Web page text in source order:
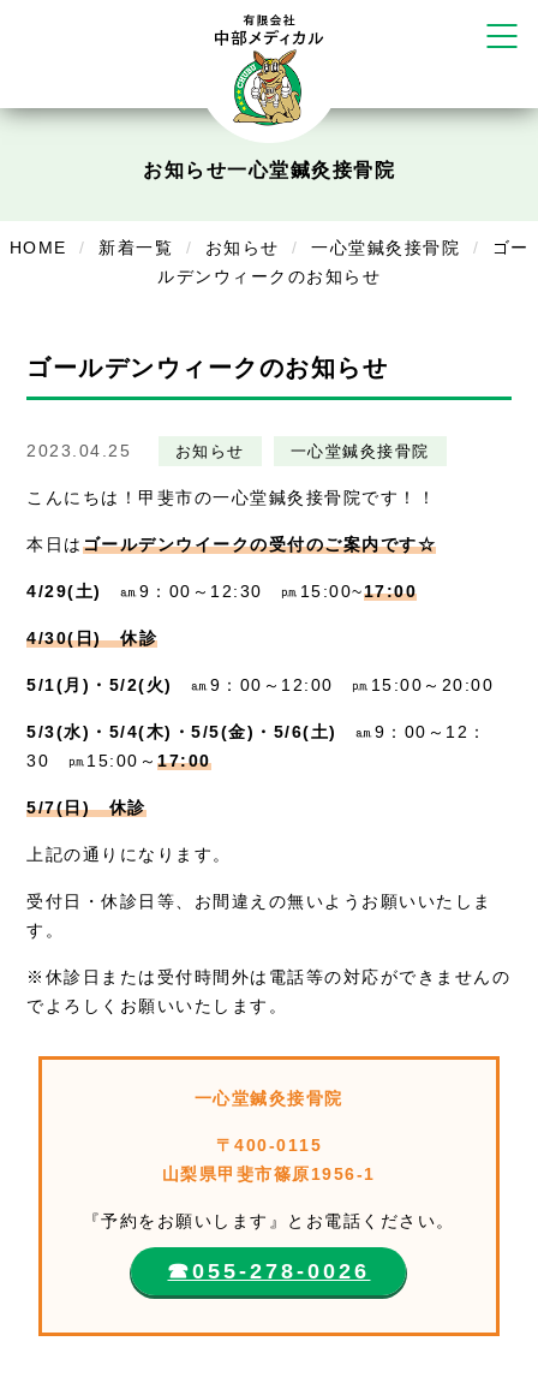
かえる堂鍼灸院 整骨院 うるま店 ウェルネス鍼灸院・接骨院 甲府千
リラクゼーション
ボディコンフォート Cure
デイサービスあやめ
在宅部門事務所
お知らせ
症例別施術
採用情報
お知らせ一心堂鍼灸接骨院
HOME 新着一覧 お知らせ 一心堂鍼灸接骨院
ゴー
ルデンウィークのお知らせ
ゴールデンウィークのお知らせ
2023.04.25 お知らせ 一心堂鍼灸接骨院
こんにちは！甲斐市の一心堂鍼灸接骨院です！！
本日はゴールデンウイークの受付のご案内です☆
4/29(土) ㏂9：00～12:30 ㏘15:00~17:00
4/30(日) 休診
5/1(月)・5/2(火) ㏂9：00～12:00 ㏘15:00～20:00
5/3(水)・5/4(木)・5/5(金)・5/6(土)
㏂9：00～12：
30 ㏘15:00～17:00
5/7(日) 休診
上記の通りになります。
受付日・休診日等、お間違えの無いようお願いいたしま
す。
※休診日または受付時間外は電話等の対応ができませんの
でよろしくお願いいたします。
一心堂鍼灸接骨院
〒400-0115
山梨県甲斐市篠原1956-1
『予約をお願いします』とお電話ください。
☎︎055-278-0026